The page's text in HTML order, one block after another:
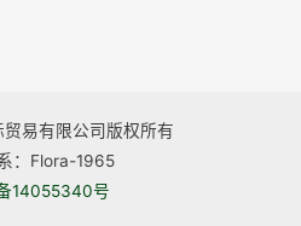
易有限公司版权所有
：Flora-1965
14055340号